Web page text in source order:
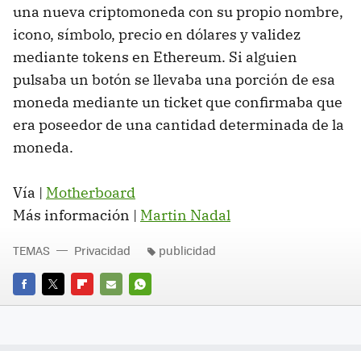
una nueva criptomoneda con su propio nombre,
icono, símbolo, precio en dólares y validez
mediante tokens en Ethereum. Si alguien
pulsaba un botón se llevaba una porción de esa
moneda mediante un ticket que confirmaba que
era poseedor de una cantidad determinada de la
moneda.
Vía | Motherboard
Más información | Martin Nadal
FACEBOOK
TWITTERFLIPBOARD
E-
WHATSAPP
TEMAS Privacidad publicidad